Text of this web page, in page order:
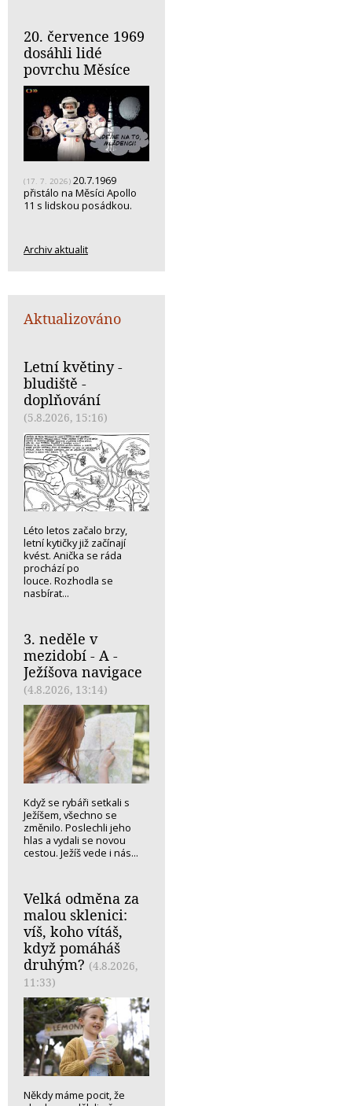
20. července 1969
dosáhli lidé
povrchu Měsíce
(17. 7. 2026) 20.7.1969
přistálo na Měsíci Apollo
11 s lidskou posádkou.
Archiv aktualit
Aktualizováno
Letní květiny -
bludiště -
doplňování
(5.8.2026, 15:16)
Léto letos začalo brzy,
letní kytičky již začínají
kvést. Anička se ráda
prochází po
louce. Rozhodla se
nasbírat...
3. neděle v
mezidobí - A -
Ježíšova navigace
(4.8.2026, 13:14)
Když se rybáři setkali s
Ježíšem, všechno se
změnilo. Poslechli jeho
hlas a vydali se novou
cestou. Ježíš vede i nás...
Velká odměna za
malou sklenici:
víš, koho vítáš,
když pomáháš
druhým? (4.8.2026,
11:33)
Někdy máme pocit, že